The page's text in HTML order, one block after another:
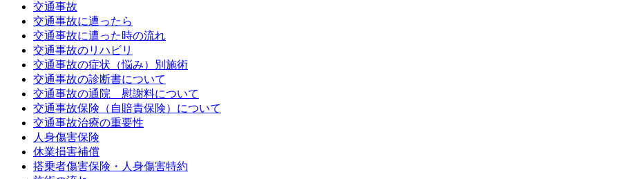
交通事故
交通事故に遭ったら
交通事故に遭った時の流れ
交通事故のリハビリ
交通事故の症状（悩み）別施術
交通事故の診断書について
交通事故の通院 慰謝料について
交通事故保険（自賠責保険）について
交通事故治療の重要性
人身傷害保険
休業損害補償
搭乗者傷害保険・人身傷害特約